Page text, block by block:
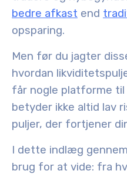
bedre afkast end
opsparing.
Men før du jagter
hvordan
får nogle platforme til
betyder ikke altid lav
puljer, der fortjener
I dette indlæg
brug for at vide: fra